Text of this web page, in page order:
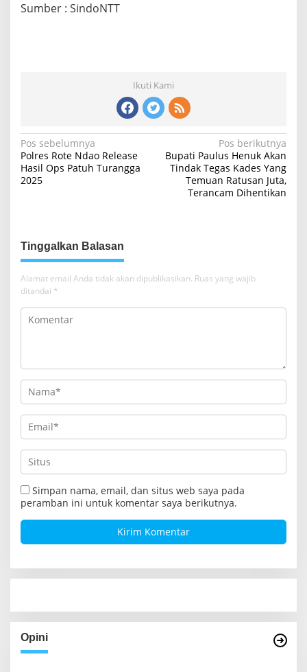
Sumber : SindoNTT
Ikuti Kami
N
a
v
a
s
i
p
o
Pos sebelumnya
Polres Rote Ndao Release
Hasil Ops Patuh Turangga
2025
Pos berikutnya
Bupati Paulus Henuk Akan
Tindak Tegas Kades Yang
Temuan Ratusan Juta,
Terancam Dihentikan
Tinggalkan Balasan
Alamat email Anda tidak akan dipublikasikan. Ruas yang wajib
ditandai *
Simpan nama, email, dan situs web saya pada
peramban ini untuk komentar saya berikutnya.
Opini